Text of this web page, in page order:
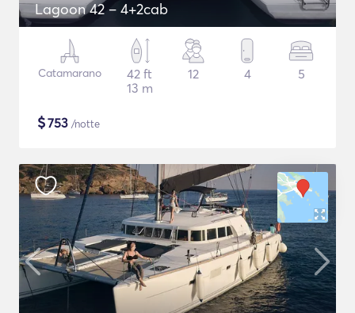
Lagoon 42 – 4+2cab
Catamarano
42 ft
13 m
12 4 5
$753 /notte